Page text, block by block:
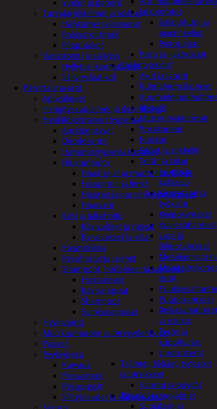
Jatkojohdot
Jatkojohdot ja
ajastinkellot
Pistotulpat
Pisto ja -jakorasiat
Sähkötyökalut
Akut ja laturit
Kulmahiomakoneet
Mittarit
Mutterinvääntimet
Porakoneet
Ruiskut
Sahat ja sirkkelit
Terät ja laikat
Hionta ja
katkaisu
Kierretapit ja
työkalut
Kiviporanterät
Kuviosahanterä
Lasi- ja
tiiliporanterät
terät
Puuporanterät
ja istukat
Teräs ja
kuppiharjat
Upotusterät
Telineet, tikkaat, työtasot
ja tarvikkeet
Vaunut ja pöydät
Työasut ja suojaimet
Suojalasit ja
Vihkot ja paperit
Turvajärjestelmät ja lukitus
Hälyttimet ja kamerat
Palovaroittimet
Riippulukot
Varastointi ja säilytys
Hyllyt ja -kannattimet
Säilytyslaatikot
Päivittäistavarat
Apuvälineet
Hengityssuojaimet ja desinfiointi
Henkilökohtainen hygienia
Aurinkorasvat
Deodorantit
Hammashygienia tuotteet
Hiustenhoito
Hiusharjat ja muotoilutuotteet
Hiuspinnit ja lenkit
Hiusten ja parranleikkuukoneet
Hiusvärit
Käsi ja jalkahoito
Käsivoiteet ja rasvat
Kynsisakset ja viilat
Kosmetiikka
Pesuharjat ja -sienet
Shampoot, hoitaineet ja saippuat
Hoitoaineet
Käsisaippuat
Shampoot
Suihkusaippuat
Hyvinvointi
Muu kauneuden ja terveydenhoito
Paperit
Pyykinpesu
Kuivaus
Pesuaineet
Pesupussit
Silitysraudat ja silityslaudat